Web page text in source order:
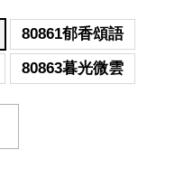
80861郁香頌語
80863暮光微雲